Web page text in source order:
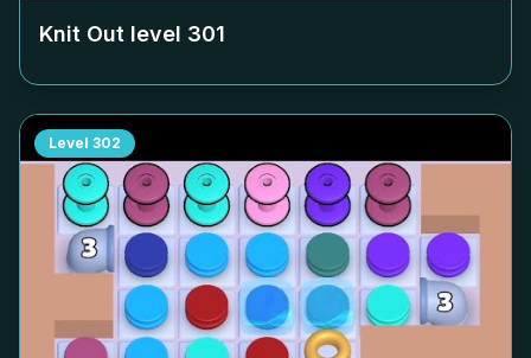
Knit Out level 301
Level 302